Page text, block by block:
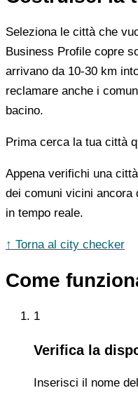
Seleziona le città che
Business Profile copre
arrivano da 10-30 km
reclamare anche i
bacino.
Prima cerca la tua città
Appena verifichi una
dei comuni vicini ancora
in tempo reale.
↑ Torna al city checker
Come
1
Verifica la
Inserisci il nome